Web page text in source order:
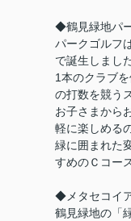
◆鶴見緑地パ
パークゴルフ
で誕生しました
1本のクラブ
の打数を競う
お子さまから
軽に楽しめる
緑に囲まれた
すめのＣコー
◆メタセコイ
鶴見緑地の「